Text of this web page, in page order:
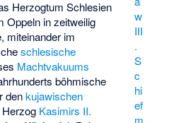
w
III
.
S
c
hi
ef
m
Herzogtum Schlesien
Oppeln in zeitweilig
miteinander im
schlesische
Machtvakuums
böhmische
denkujawischen
Kasimirs II.